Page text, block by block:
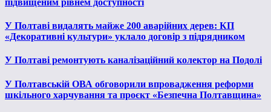
підвищеним рівнем доступності
У Полтаві видалять майже 200 аварійних дерев: КП
«Декоративні культури» уклало договір з підрядником
У Полтаві ремонтують каналізаційний колектор на Подолі
У Полтавській ОВА обговорили впровадження реформи
шкільного харчування та проєкт «Безпечна Полтавщина»